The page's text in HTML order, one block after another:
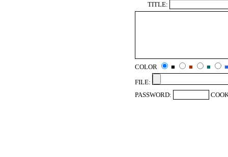
TITLE:
COLOR ■ ■ ■
■
FILE:
PASSWORD: